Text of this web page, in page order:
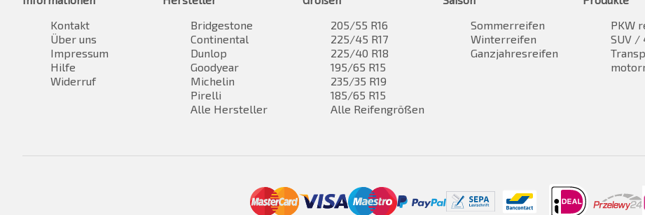
Kontakt
Über uns
Impressum
Hilfe
Widerruf
Bridgestone
Continental
Dunlop
Goodyear
Michelin
Pirelli
Alle Hersteller
205/55 R16
225/45 R17
225/40 R18
195/65 R15
235/35 R19
185/65 R15
Alle Reifengrößen
Sommerreifen
Winterreifen
Ganzjahresreifen
PKW
SUV /